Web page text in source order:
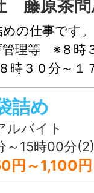
藤原茶問
めの仕事です
管理等 ※８時
３０分～１
務。 ＊倉庫
を使用して
更なし
詰め
ルバイト
～15時00分
円～1,100円